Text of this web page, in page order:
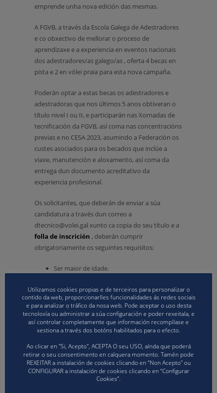
emprende unha nova edición das mesmas.
A FGVB, a través da Escola Galega de Adestradores
e co obxectivo de mellorar o proceso de
aprendizaxe e a experiencia en eventos nacionais
dos adestradores/as galego/as , oferta 4 becas en
pista e 2 en vólei praia para esta nova campaña.
Poderán optar a estas becas os adestradores e
adestradoras que nos últimos 5 anos obtiveran o
título nivel I ou II, e participarán nas Xornadas de
tecnificación da FGVB, así coma nas concentracións
previas e no CESA 2023, asumindo a Federación os
custes asociados para os becados que inclúe a
viaxe, manutención e aloxamento, así coma da
entrega dun documento acreditativo da
experiencia profesional.
Os solicitantes, que deberán de enviar a súa
candidatura a través dun correo a
dtecnico@volei.gal xunto ca copia do seu título e a
folla de inscrición , deberán cumprir
obrigatoriamente os seguintes requisitos:
Ser maior de idade.
voleibol, obtido do 2018 en adiante
(incluído).
Disponibilidade para acudir ás
concentracións das SSAA programadas e
CESA 2022 nas datas anteriormente
indicadas.
A data límite para recibir as solicitudes será o
vindeiro xoves 17 as 12:00, anunciando os/as
Utilizamos cookies propias e de terceiros para personalizar o
contido da web, proporcionarlles funcionalidades ás redes sociais
e para analizar o tráfico da nosa web. Pode aceptar o uso desta
tecnoloxía ou administrar a súa configuración e poder rexeitala, e
así controlar completamente que información recompílase e
xestiona a través dos botóns habilitados para o efecto.
Ao clicar en "Si, Acepto", ACEPTA O seu USO, aínda que poderá
retirar o seu consentimento en calquera momento. Tamén pode
REXEITAR a instalación de cookies clicando en “Non Acepto" ou
CONFIGURAR a instalación de cookies clicando en “Configurar
Cookies”.